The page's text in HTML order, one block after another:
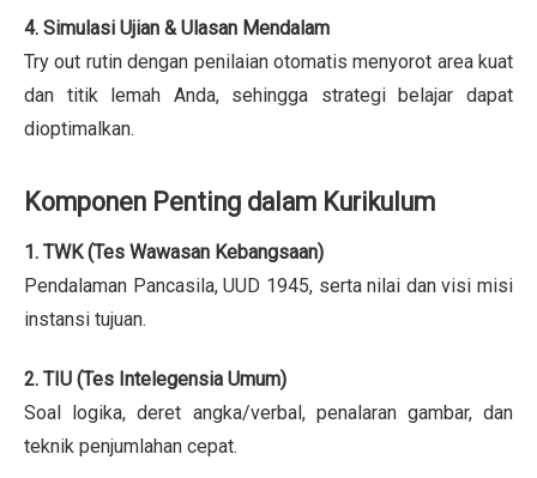
4. Simulasi Ujian & Ulasan Mendalam
Try out rutin dengan penilaian otomatis menyorot area kuat
dan titik lemah Anda, sehingga strategi belajar dapat
dioptimalkan.
Komponen Penting dalam Kurikulum
1. TWK (Tes Wawasan Kebangsaan)
Pendalaman Pancasila, UUD 1945, serta nilai dan visi misi
instansi tujuan.
2. TIU (Tes Intelegensia Umum)
Soal logika, deret angka/verbal, penalaran gambar, dan
teknik penjumlahan cepat.